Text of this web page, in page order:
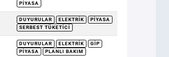
PIYASA
DUYURULAR ELEKTRIK
PIYASA
SERBEST TÜKETICI
DUYURULAR ELEKTRIK
GİP
PIYASA
PLANLI BAKIM